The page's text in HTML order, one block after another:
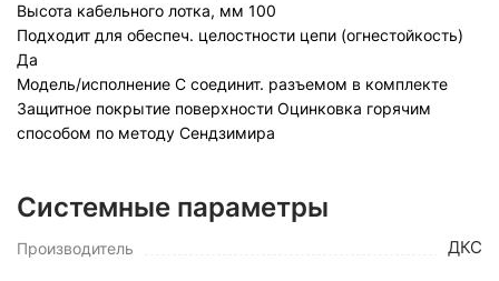
Высота кабельного лотка, мм 100
Подходит для обеспеч. целостности цепи (огнестойкость)
Да
Модель/исполнение С соединит. разъемом в комплекте
Защитное покрытие поверхности Оцинковка горячим
способом по методу Сендзимира
Системные параметры
Производитель ДКС